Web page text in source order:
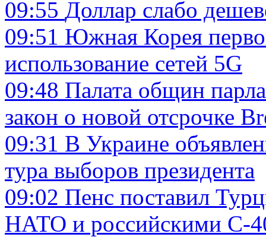
09:55 Доллар слабо
09:51 Южная Корея
использование сетей 5G
09:48 Палата общин
закон о новой отсрочке
09:31 В Украине
тура выборов президента
09:02 Пенс поставил
НАТО и российскими С-